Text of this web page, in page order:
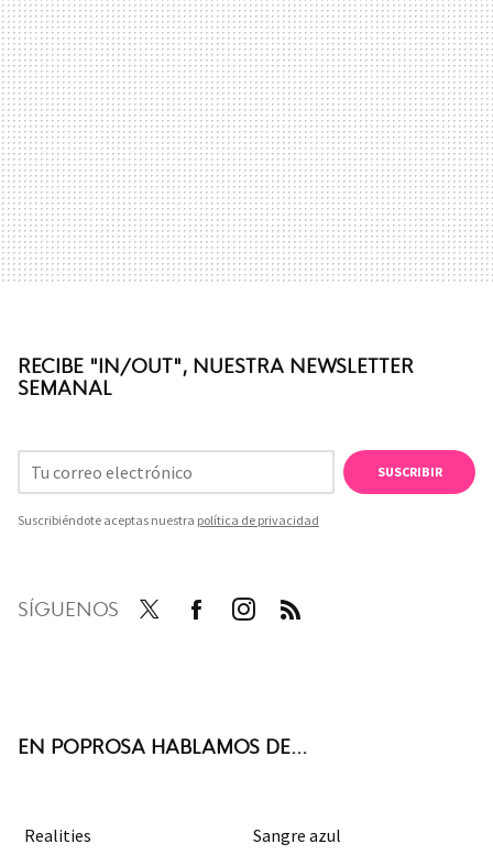
RECIBE "IN/OUT", NUESTRA NEWSLETTER
SEMANAL
SUSCRIBIR
Suscribiéndote aceptas nuestra política de privacidad
SÍGUENOS
EN POPROSA HABLAMOS DE...
Realities Sangre azul